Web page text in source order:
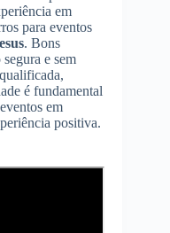
em
para eventos
. Bons
e sem
é fundamental
em
positiva.